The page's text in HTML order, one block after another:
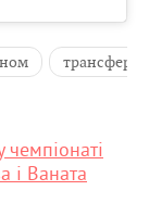
трансфер
і Ваната